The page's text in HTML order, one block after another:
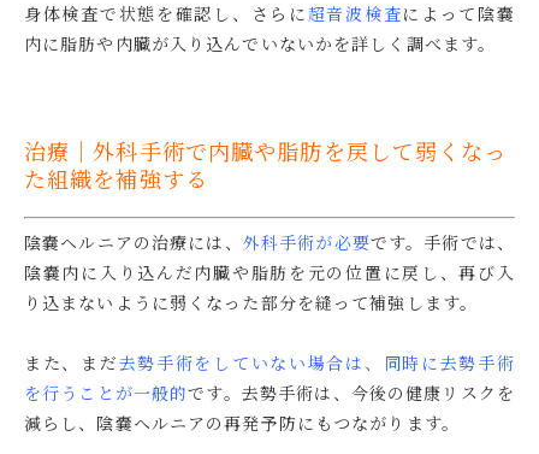
身体検査で状態を確認し、さらに超音波検査によって陰嚢
内に脂肪や内臓が入り込んでいないかを詳しく調べます。
治療｜外科手術で内臓や脂肪を戻して弱くなっ
た組織を補強する
陰嚢ヘルニアの治療には、 外科手術が必要です。手術では、
陰嚢内に入り込んだ内臓や脂肪を元の位置に戻し、再び入
り込まないように弱くなった部分を縫って補強します。
また、まだ去勢手術をしていない場合は、同時に去勢手術
を行うことが一般的です。去勢手術は、今後の健康リスクを
減らし、陰嚢ヘルニアの再発予防にもつながります。